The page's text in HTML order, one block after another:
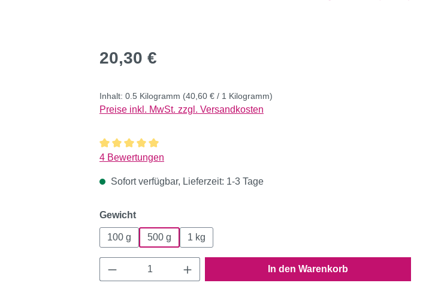
Regulärer Preis:
20,30 €
Inhalt: 0.5 Kilogramm (40,60 € / 1 Kilogramm)
Preise inkl. MwSt. zzgl. Versandkosten
Durchschnittliche Bewertung von 5 von 5 Sternen
4 Bewertungen
Sofort verfügbar, Lieferzeit: 1-3 Tage
Gewichtauswählen
100 g 500 g 1 kg
Produkt Anzahl: Gib den gewünschten Wert ein
In den Warenkorb